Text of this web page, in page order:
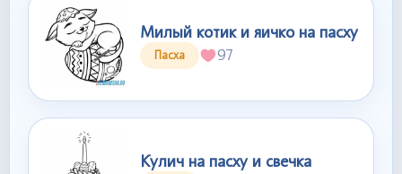
Милый котик и яичко на пасху
Пасха 97
Кулич на пасху и свечка